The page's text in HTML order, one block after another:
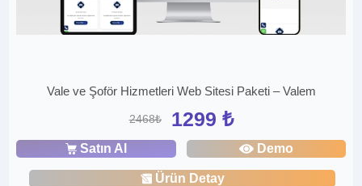
Vale ve Şoför Hizmetleri Web Sitesi Paketi – Valem
2468₺ 1299 ₺
Satın Al Demo
Ürün Detay